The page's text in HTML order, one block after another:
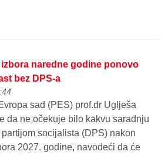
naredne godine ponovo
bez DPS-a
sad (PES) prof.dr Uglješa
da ne očekuje bilo kakvu saradnju
socijalista (DPS) nakon
2027. godine, navodeći da će